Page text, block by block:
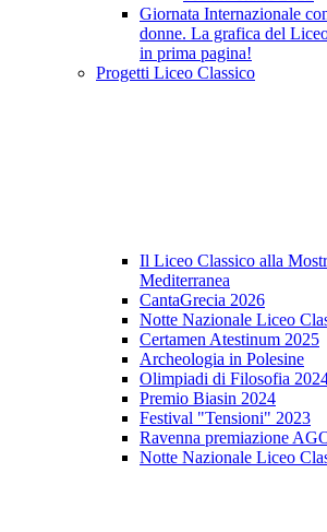
Giornata Internazionale
donne. La grafica del
in prima pagina!
Progetti Liceo Classico
Il Liceo Classico alla
Mediterranea
CantaGrecia 2026
Notte Nazionale Liceo
Certamen Atestinum 2025
Archeologia in Polesine
Olimpiadi di Filosofia
Premio Biasin 2024
Festival "Tensioni" 2023
Ravenna premiazione
Notte Nazionale Liceo